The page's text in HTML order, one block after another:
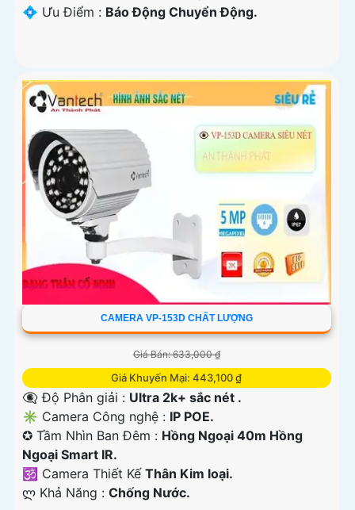
️💠 Ưu Điểm : Báo Động Chuyển Động.
CAMERA VP-153D CHẤT LƯỢNG
Giá Bán: 633,000 ₫
Giá Khuyến Mại: 443,100 ₫
👁️‍🗨 Độ Phân giải : Ultra 2k+ sắc nét .
✳️ Camera Công nghệ : IP POE.
✪ Tầm Nhìn Ban Đêm : Hồng Ngoại 40m Hồng
Ngoại Smart IR.
🕉️ Camera Thiết Kế Thân Kim loại.
️ლ Khả Năng : Chống Nước.